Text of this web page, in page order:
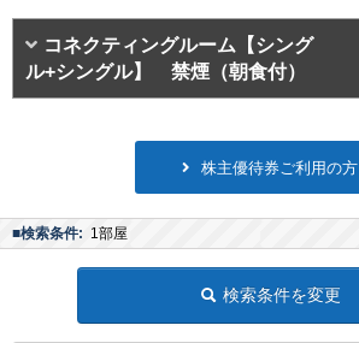
コネクティングルーム【シング
ル+シングル】 禁煙（朝食付）
株主優待券ご利用の方
■検索条件: 1部屋
検索条件を変更